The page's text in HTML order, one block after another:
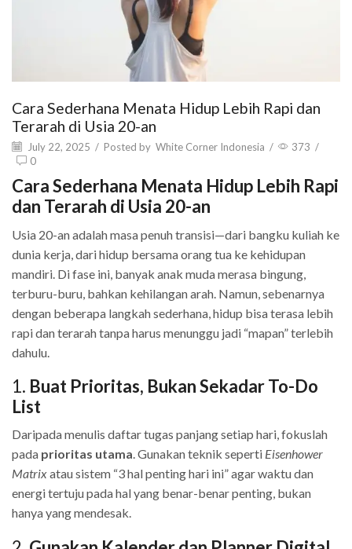
Cara Sederhana Menata Hidup Lebih Rapi dan
Terarah di Usia 20-an
July 22, 2025 / Posted by White Corner Indonesia / 373 /
0
Cara Sederhana Menata Hidup Lebih Rapi
dan Terarah di Usia 20-an
Usia 20-an adalah masa penuh transisi—dari bangku kuliah ke
dunia kerja, dari hidup bersama orang tua ke kehidupan
mandiri. Di fase ini, banyak anak muda merasa bingung,
terburu-buru, bahkan kehilangan arah. Namun, sebenarnya
dengan beberapa langkah sederhana, hidup bisa terasa lebih
rapi dan terarah tanpa harus menunggu jadi “mapan” terlebih
dahulu.
1. Buat Prioritas, Bukan Sekadar To-Do
List
Daripada menulis daftar tugas panjang setiap hari, fokuslah
pada prioritas utama. Gunakan teknik seperti Eisenhower
Matrixatau sistem “3 hal penting hari ini” agar waktu dan
energi tertuju pada hal yang benar-benar penting, bukan
hanya yang mendesak.